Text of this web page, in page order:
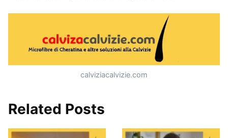
calviziacalvizie.com
Related Posts